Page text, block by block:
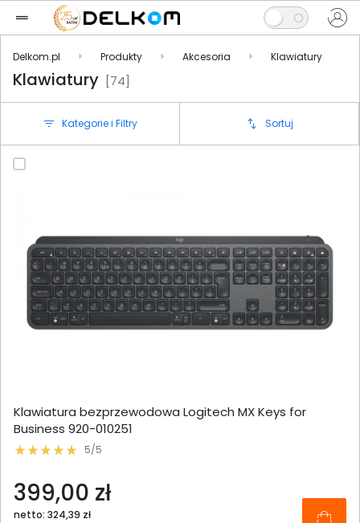
Delkom.pl Produkty Akcesoria Klawiatury
Klawiatury [74]
Kategorie i Filtry Sortuj
Klawiatura bezprzewodowa Logitech MX Keys for
Business 920-010251
5/5
399,00 zł
netto: 324,39 zł